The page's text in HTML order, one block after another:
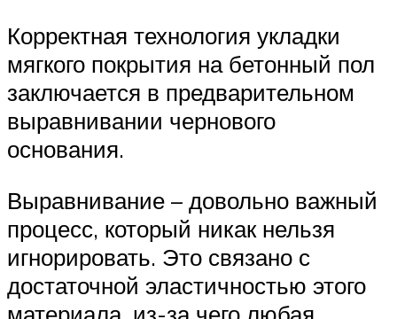
Корректная технология укладки
мягкого покрытия на бетонный пол
заключается в предварительном
выравнивании чернового
основания.
Выравнивание – довольно важный
процесс, который никак нельзя
игнорировать. Это связано с
достаточной эластичностью этого